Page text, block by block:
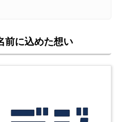
前に込めた想い